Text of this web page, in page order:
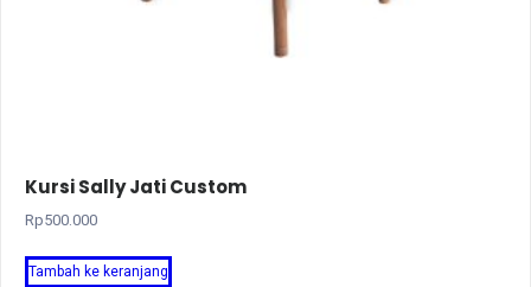
Kursi Sally Jati Custom
Rp500.000
Tambah ke keranjang